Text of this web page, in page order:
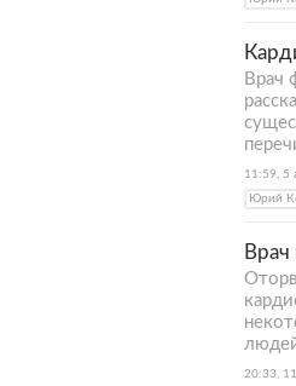
Врач
11:59, 5
Юрий
20:33,